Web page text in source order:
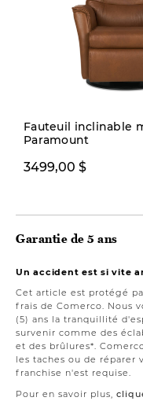
Fauteuil inclinable
Paramount
3499,00 $
Garantie de 5 ans
Un accident est si vite
Cet article est protégé
frais de Comerco. Nous
(5) ans la tranquillité
survenir comme des
et des brûlures*.
les taches ou de réparer
franchise n'est requise.
Pour en savoir plus,